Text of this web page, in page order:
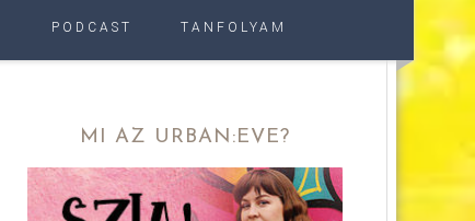
PODCAST TANFOLYAM
MI AZ URBAN:EVE?